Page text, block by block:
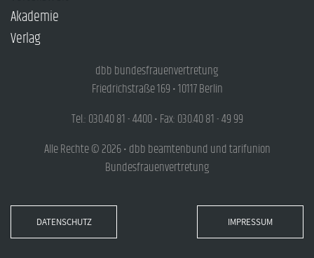
Akademie
Verlag
dbb bundesfrauenvertretung
Friedrichstraße 169 • 10117 Berlin
Tel.: 030.40 81 - 4400 • Fax: 030.40 81 - 49 99
Alle Rechte © 2026 • dbb beamtenbund und tarifunion
Bundesfrauenvertretung
DATENSCHUTZ IMPRESSUM